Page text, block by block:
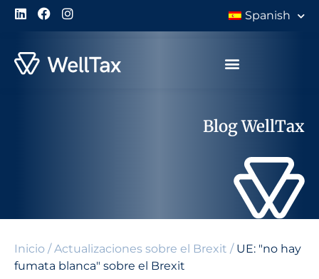
Spanish
Blog WellTax
Inicio /Actualizaciones sobre el Brexit / UE: "no hay
fumata blanca" sobre el Brexit